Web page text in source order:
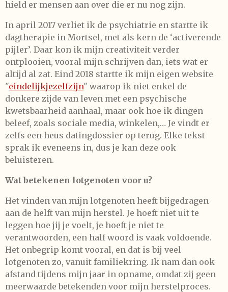
hield er mensen aan over die er nu nog zijn.
In april 2017 verliet ik de psychiatrie en startte ik
dagtherapie in Mortsel, met als kern de ‘activerende
pijler’. Daar kon ik mijn creativiteit verder
ontplooien, vooral mijn schrijven dan, iets wat er
altijd al zat. Eind 2018 startte ik mijn eigen website
"eindelijkjezelfzijn" waarop ik niet enkel de
donkere zijde van leven met een psychische
kwetsbaarheid aanhaal, maar ook hoe ik dingen
beleef, zoals sociale media, winkelen,… Je vindt er
zelfs een heus datingdossier op terug. Elke tekst
sprak ik eveneens in, dus je kan deze ook
beluisteren.
Wat betekenen lotgenoten voor u?
Het vinden van mijn lotgenoten heeft bijgedragen
aan de helft van mijn herstel. Je hoeft niet uit te
leggen hoe jij je voelt, je hoeft je niet te
verantwoorden, een half woord is vaak voldoende.
Het onbegrip komt vooral, en dat is bij veel
lotgenoten zo, vanuit familiekring. Ik nam dan ook
afstand tijdens mijn jaar in opname, omdat zij geen
meerwaarde betekenden voor mijn herstelproces.